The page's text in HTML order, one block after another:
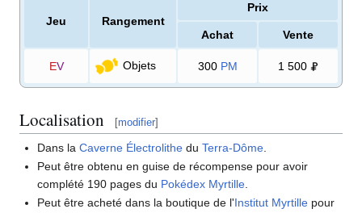
Jeu Rangement
Prix
Achat Vente
EV Objets 300 PM 1 500
Localisation [modifier]
Dans laCaverne Électrolithe duTerra-Dôme
Peut être obtenu en guise de récompense pour avoir
complété 190 pages du Pokédex Myrtille
Peut être acheté dans la boutique de l'Institut Myrtille pour